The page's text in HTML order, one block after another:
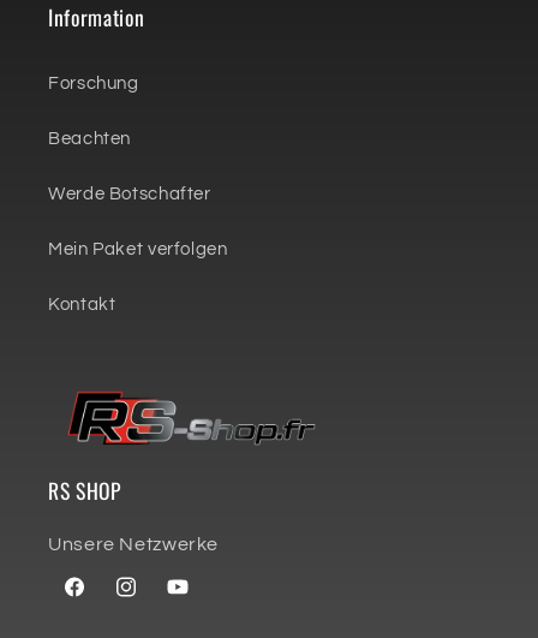
Information
Forschung
Beachten
Werde Botschafter
Mein Paket verfolgen
Kontakt
RS SHOP
Unsere Netzwerke
FacebookInstagramYouTube